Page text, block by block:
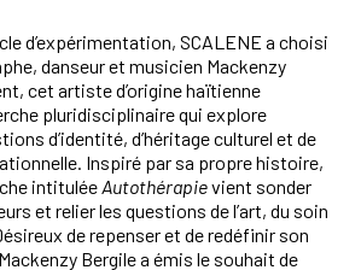
d’expérimentation, SCALENE a choisi
danseur et musicien Mackenzy
cet artiste d’origine haïtienne
pluridisciplinaire qui explore
d’identité, d’héritage culturel et de
Inspiré par sa propre histoire,
intituléeAutothérapievient sonder
et relier les questions de l’art, du soin
de repenser et de redéfinir son
Bergile a émis le souhait de